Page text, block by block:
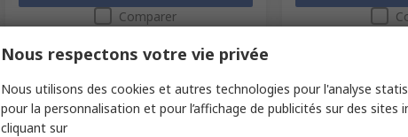
Comparer
Nous respectons votre vie privée
Nous utilisons des cookies et autres technologies pour l'analyse
pour la personnalisation et pour l’affichage de publicités sur des sites
cliquant sur